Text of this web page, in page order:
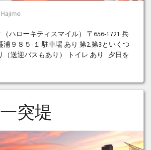
Posted by
Hajime
（ハローキティスマイル） 〒656-1721 兵
浦９８５-１ 駐車場 あり 第2.第3といくつ
（送迎バスもあり） トイレ あり 夕日を
突堤